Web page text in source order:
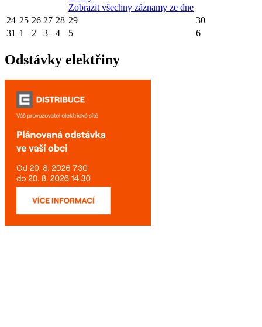
Zobrazit všechny záznamy ze dne
24 25 26 27 28 29
30
31 1 2 3 4 5 6
Odstávky elektřiny